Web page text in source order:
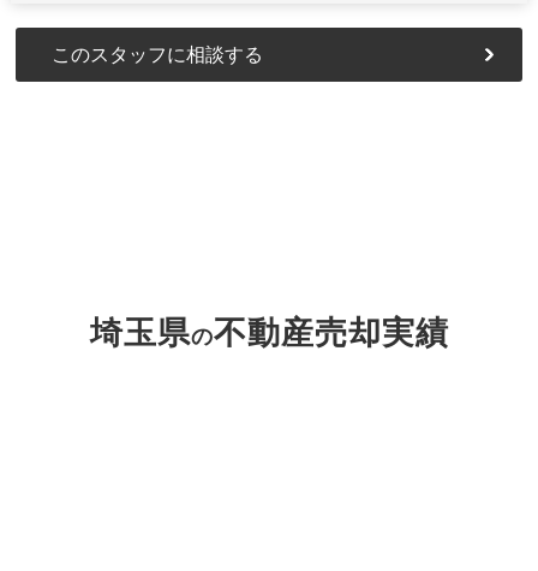
このスタッフに相談する
埼玉県の不動産売却実績